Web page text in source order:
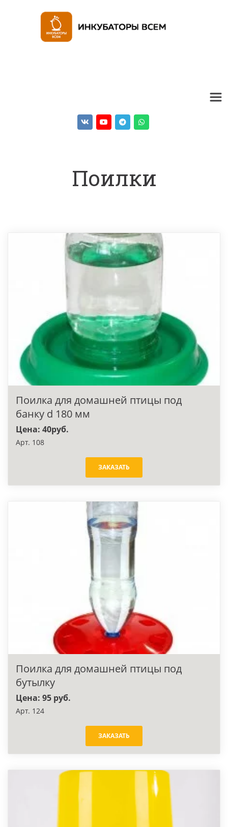
Поилки
Поилка для домашней птицы под
банку d 180 мм
Цена: 40руб.
Арт. 108
ЗАКАЗАТЬ
Поилка для домашней птицы под
бутылку
Цена: 95 руб.
Арт. 124
ЗАКАЗАТЬ